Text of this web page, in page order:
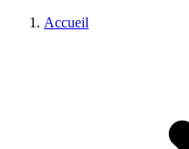
Accueil